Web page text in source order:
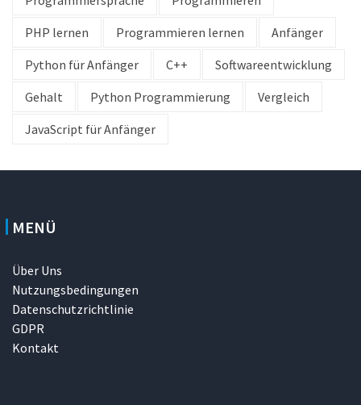
PHP lernen
Programmieren lernen
Anfänger
Python für Anfänger
C++
Softwareentwicklung
Gehalt
Python Programmierung
Vergleich
JavaScript für Anfänger
MENÜ
Über Uns
Nutzungsbedingungen
Datenschutzrichtlinie
GDPR
Kontakt